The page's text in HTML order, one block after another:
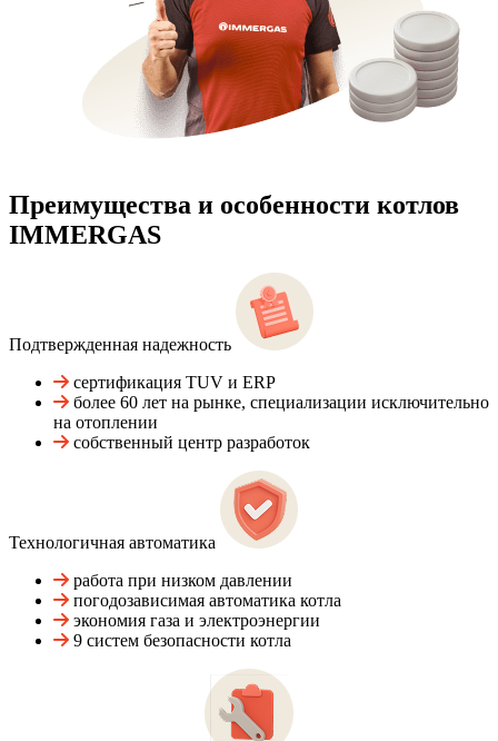
Преимущества и особенности котлов
IMMERGAS
Подтвержденная надежность
сертификация TUV и ERP
более 60 лет на рынке, специализации исключительно
на отоплении
собственный центр разработок
Технологичная автоматика
работа при низком давлении
погодозависимая автоматика котла
экономия газа и электроэнергии
9 систем безопасности котла